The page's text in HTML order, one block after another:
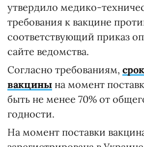
утвердило медико-
требования к вакцине
соответствующий приказ
сайте ведомства.
Согласно требованиям,
вакцины на момент
быть не менее 70% от
годности.
На момент поставки